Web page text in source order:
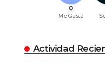
0
Me Gusta
Actividad